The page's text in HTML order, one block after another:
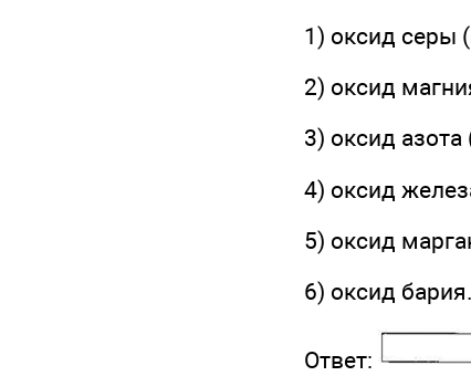
1) оксид серы
2) оксид
3) оксид азота
4) оксид
5) оксид
6) оксид бария.
Ответ: